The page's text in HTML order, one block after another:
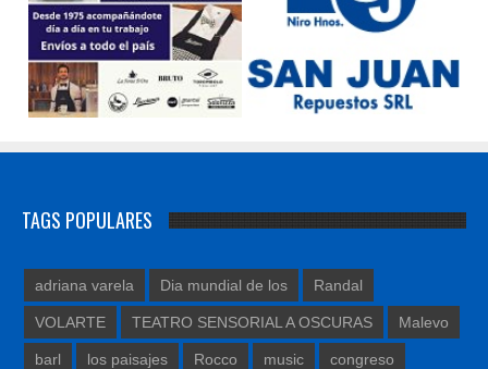
TAGS POPULARES
adriana varela Dia mundial de los Randal
VOLARTE TEATRO SENSORIAL A OSCURAS Malevo
barl los paisajes Rocco music congreso